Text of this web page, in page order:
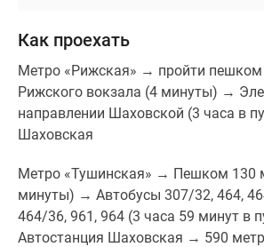
Как проехать
Метро «Рижская» → пройти
Рижского вокзала (4 минуты) →
направлении Шаховской (3 часа в
Шаховская
Метро «Тушинская» → Пешком 130
минуты) → Автобусы 307/32, 464,
464/36, 961, 964 (3 часа 59 минут в
Автостанция Шаховская → 590